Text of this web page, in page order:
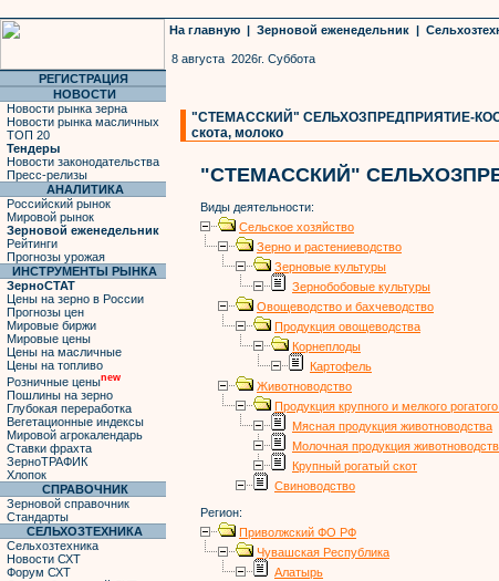
На главную | Зерновой еженедельник |
8 августа 2026г. Суббота
РЕГИСТРАЦИЯ
НОВОСТИ
Новости рынка зерна
Новости рынка масличных
ТОП 20
Тендеры
Новости законодательства
Пресс-релизы
АНАЛИТИКА
Российский рынок
Мировой рынок
Зерновой еженедельник
Рейтинги
Прогнозы урожая
ИНСТРУМЕНТЫ РЫНКА
ЗерноСТАТ
Цены на зерно в России
Прогнозы цен
Мировые биржи
Мировые цены
Цены на масличные
Цены на топливо
Розничные ценыnew
Пошлины на зерно
Глубокая переработка
Вегетационные индексы
Мировой агрокалендарь
Ставки фрахта
ЗерноТРАФИК
Хлопок
СПРАВОЧНИК
Зерновой справочник
Стандарты
СЕЛЬХОЗТЕХНИКА
Сельхозтехника
Новости СХТ
Форум СХТ
"СТЕМАССКИЙ" СЕЛЬХОЗПРЕДПРИЯТИЕ-
скота, молоко
"СТЕМАССКИЙ"
Виды деятельности:
Сельское хозяйство
Зерно и растениеводство
Зерновые культуры
Зернобобовые культуры
Овощеводство и бахчеводство
Продукция овощеводства
Корнеплоды
Картофель
Животноводство
Продукция крупного и мелкого
Мясная продукция животноводства
Молочная продукция
Крупный рогатый скот
Свиноводство
Регион:
Приволжский ФО РФ
Чувашская Республика
Алатырь